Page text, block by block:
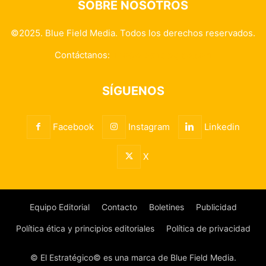
SOBRE NOSOTROS
©2025. Blue Field Media. Todos los derechos reservados.
Contáctanos:
SÍGUENOS
Facebook Instagram Linkedin
X
Equipo Editorial Contacto Boletines Publicidad
Política ética y principios editoriales Política de privacidad
© El Estratégico© es una marca de Blue Field Media.